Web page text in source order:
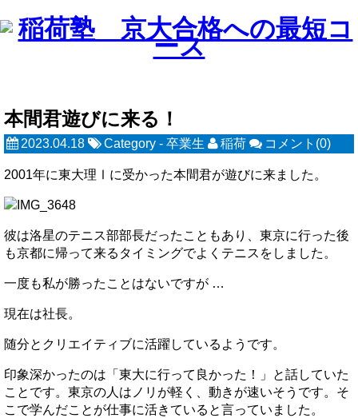
本間君遊びに来る！
2023.04.18 Category - 卒業生 稲荷 コメント(0)
2001年に東大理Ⅰに受かった本間君が遊びに来ました。
彼は洛星のテニス部部長だったこともあり、東京に行った後
も京都に帰って来るタイミングでよくテニスをしました。
一度も私が勝ったことはないですが …
現在は社長。
随分とクリエイティブに活躍しているようです。
印象深かったのは「東大に行って良かった！」と話していた
ことです。東京の人はノリが軽く、動きが速いそうです。そ
こで学んだことが仕事に活きていると言っていました。